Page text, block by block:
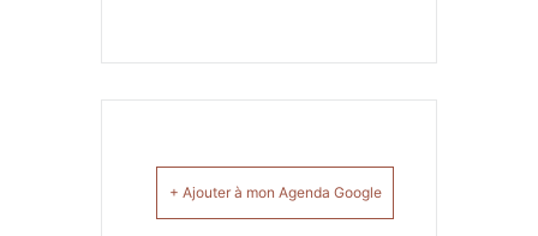
+ Ajouter à mon Agenda Google